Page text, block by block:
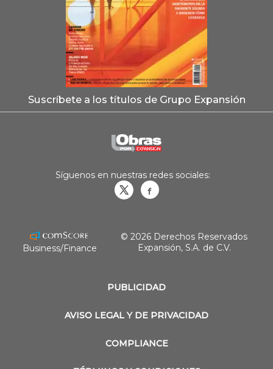
Suscríbete a los títulos de Grupo Expansión
PUBLICIDAD
AVISO LEGAL Y DE PRIVACIDAD
COMPLIANCE
Síguenos en nuestras redes sociales:
Business/Finance
© 2026 Derechos Reservados
Expansión, S.A. de C.V.